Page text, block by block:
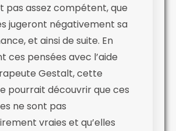
pas assez compétent, que
jugeront négativement sa
et ainsi de suite. En
ces pensées avec l’aide
Gestalt, cette
pourrait découvrir que ces
ne sont pas
vraies et qu’elles